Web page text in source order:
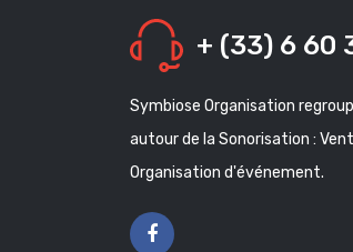
+ (33) 6 60
Symbiose Organisation
autour de la Sonorisation :
Organisation d'événement.